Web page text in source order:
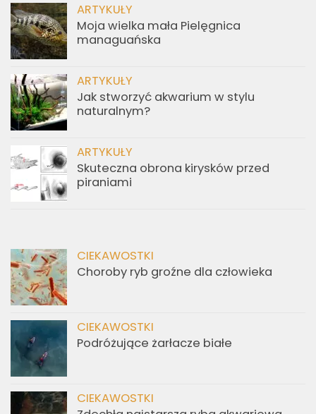
ARTYKUŁY
Moja wielka mała Pielęgnica
managuańska
ARTYKUŁY
Jak stworzyć akwarium w stylu
naturalnym?
ARTYKUŁY
Skuteczna obrona kirysków przed
piraniami
CIEKAWOSTKI
Choroby ryb groźne dla człowieka
CIEKAWOSTKI
Podróżujące żarłacze białe
CIEKAWOSTKI